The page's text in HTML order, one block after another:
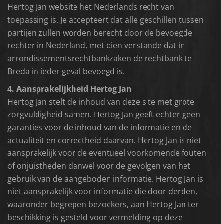
Hertog Jan website het Nederlands recht van
toepassing is. Je accepteert dat alle geschillen tussen
partijen zullen worden berecht door de bevoegde
rechter in Nederland, met dien verstande dat in
arrondissementsrechtbankzaken de rechtbank te
Breda in ieder geval bevoegd is.
4. Aansprakelijkheid Hertog Jan
Hertog Jan stelt de inhoud van deze site met grote
zorgvuldigheid samen. Hertog Jan geeft echter geen
garanties voor de inhoud van de informatie en de
actualiteit en correctheid daarvan. Hertog Jan is niet
aansprakelijk voor de eventueel voorkomende fouten
of onjuistheden danwel voor de gevolgen van het
gebruik van de aangeboden informatie. Hertog Jan is
niet aansprakelijk voor informatie die door derden,
waaronder begrepen bezoekers, aan Hertog Jan ter
beschikking is gesteld voor vermelding op deze